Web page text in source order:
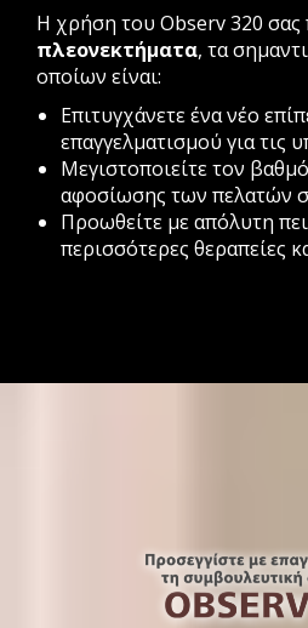
Η χρήση του Observ 320 σας
πλεονεκτήματα, τα
οποίων είναι:
Επιτυγχάνετε ένα νέο
επαγγελματισμού για τις
Μεγιστοποιείτε τον
αφοσίωσης των πελατών
Προωθείτε με απόλυτη
περισσότερες θεραπείες